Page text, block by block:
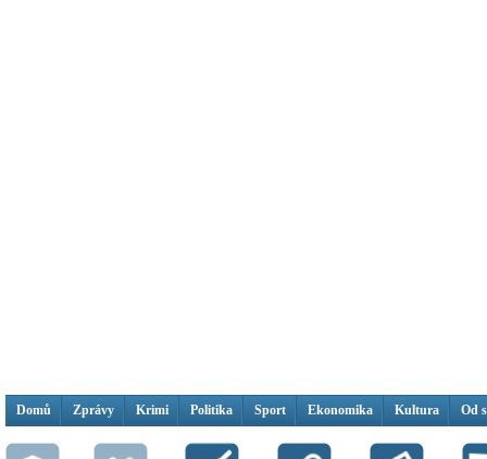
Domů Zprávy Krimi Politika Sport Ekonomika Kultura Od